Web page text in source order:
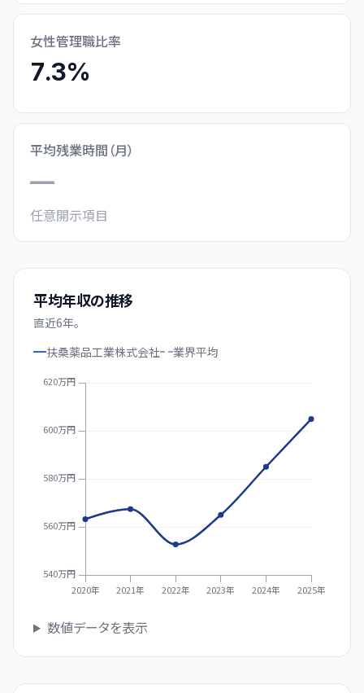
女性管理職比率
7.3%
平均残業時間（月）
—
任意開示項目
平均年収の推移
直近6年。
扶桑薬品工業株式会社
業界平均
540万円
560万円
580万円
600万円
620万円
2020年 2021年 2022年 2023年 2024年 2025年
数値データを表示